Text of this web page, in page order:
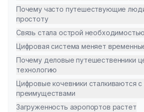
Почему часто путешествующие
простоту
Связь стала острой необходимостью
Цифровая система меняет
Почему деловые путешественники
технологию
Цифровые кочевники сталкиваются с
преимуществами
Загруженность аэропортов растет